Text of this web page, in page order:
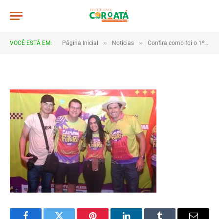
VOCÊ ESTÁ EM: Página Inicial » Notícias » Confira como foi o 1º dia do Carnaval de Coroatá
JWR_8266